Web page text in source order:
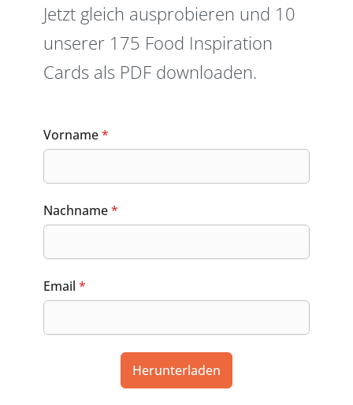
Jetzt gleich ausprobieren und 10
unserer 175 Food Inspiration
Cards als PDF downloaden.
Vorname*
Nachname*
Email *
Herunterladen